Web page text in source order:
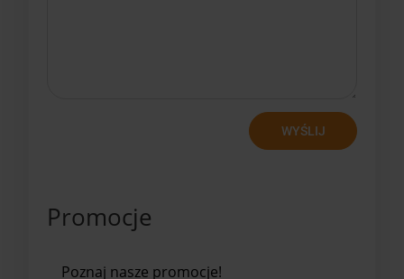
WYŚLIJ
Promocje
Poznaj nasze promocje!